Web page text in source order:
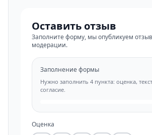
Оставить отзыв
Заполните форму, мы опубликуем
модерации.
Заполнение формы
Нужно заполнить 4 пункта: оценка,
согласие.
Оценка